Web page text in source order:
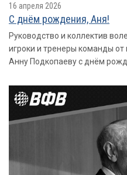
16 апреля 2026
С днём рождения, Аня!
Руководство и коллектив
игроки и тренеры команды
Анну Подкопаеву с днём